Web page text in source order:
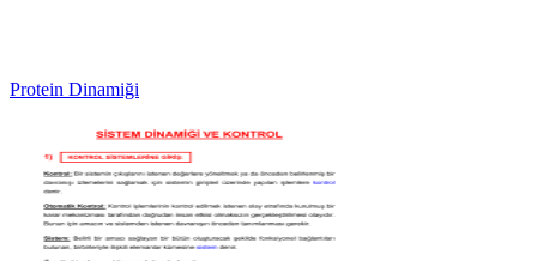
Protein Dinamiği